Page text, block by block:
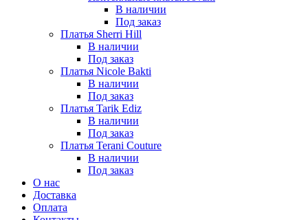
В наличии
Под заказ
Платья Sherri Hill
В наличии
Под заказ
Платья Nicole Bakti
В наличии
Под заказ
Платья Tarik Ediz
В наличии
Под заказ
Платья Terani Couture
В наличии
Под заказ
О нас
Доставка
Оплата